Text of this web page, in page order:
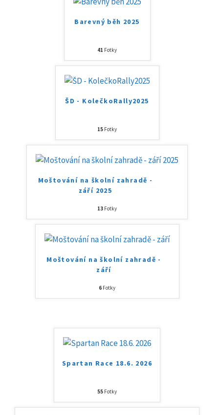
Barevný běh 2025
41 Fotky
ŠD - KolečkoRally2025
15 Fotky
Moštování na školní zahradě -
září 2025
13 Fotky
Moštování na školní zahradě -
září
6 Fotky
Spartan Race 18.6. 2026
55 Fotky